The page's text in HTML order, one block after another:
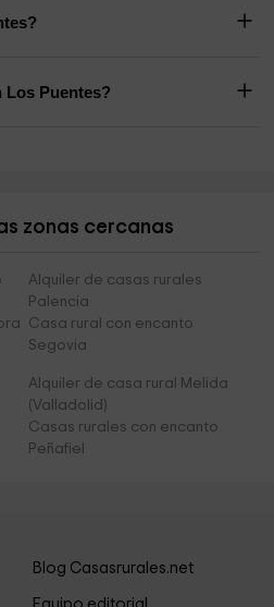
Los Puentes?
zonas cercanas
Alquiler de casas rurales
Palencia
Casa rural con encanto
Segovia
Alquiler de casa rural Melida
(Valladolid)
Casas rurales con encanto
Peñafiel
Blog Casasrurales.net